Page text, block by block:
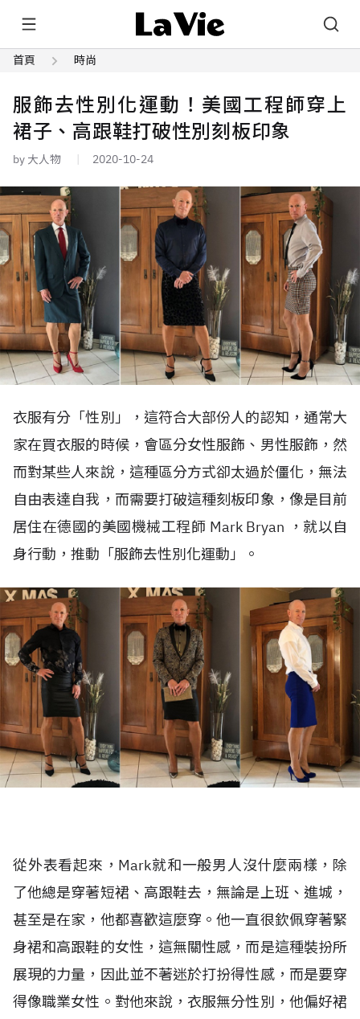
首頁 時尚
服飾去性別化運動！美國工程師穿上
裙子、高跟鞋打破性別刻板印象
by 大人物 2020-10-24
衣服有分「性別」，這符合大部份人的認知，通常大
家在買衣服的時候，會區分女性服飾、男性服飾，然
而對某些人來說，這種區分方式卻太過於僵化，無法
自由表達自我，而需要打破這種刻板印象，像是目前
居住在德國的美國機械工程師 Mark Bryan ，就以自
身行動，推動「服飾去性別化運動」。
從外表看起來，Mark就和一般男人沒什麼兩樣，除
了他總是穿著短裙、高跟鞋去，無論是上班、進城，
甚至是在家，他都喜歡這麼穿。他一直很欽佩穿著緊
身裙和高跟鞋的女性，這無關性感，而是這種裝扮所
展現的力量，因此並不著迷於打扮得性感，而是要穿
得像職業女性。對他來說，衣服無分性別，他偏好裙